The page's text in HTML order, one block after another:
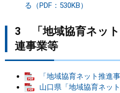
る（PDF：530KB）
3 「地域協育ネット
連事業等
「地域協育ネット推進
山口県「地域協育ネッ